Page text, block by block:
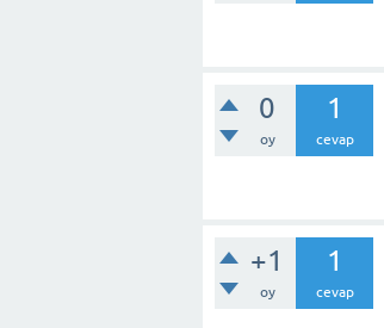
0
oy
1
cevap
+1
oy
1
cevap